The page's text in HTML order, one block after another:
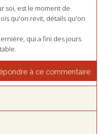
soi, est le moment de
qu'on revit, détails qu'on
qui a fini des jours
à ce commentaire